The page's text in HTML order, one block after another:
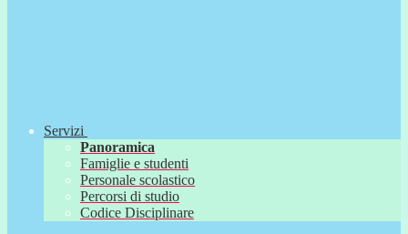
Servizi
Panoramica
Famiglie e studenti
Personale scolastico
Percorsi di studio
Codice Disciplinare